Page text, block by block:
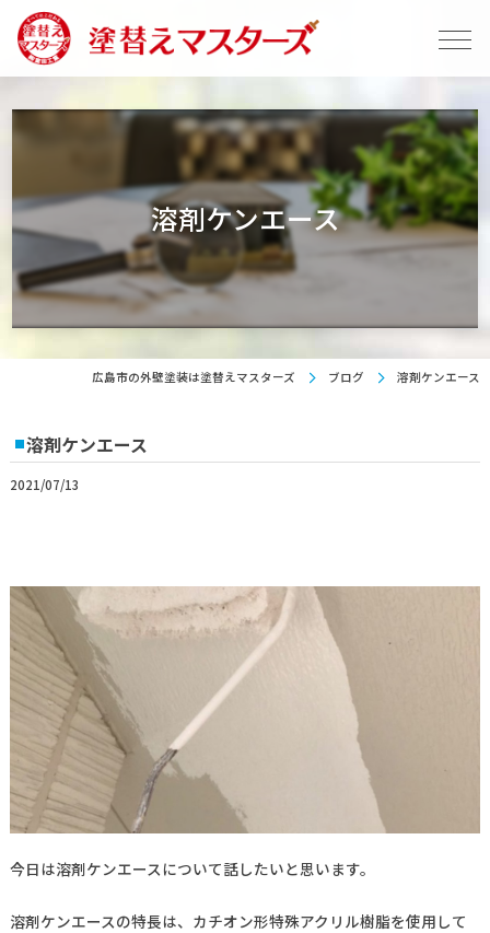
溶剤ケンエース
広島市の外壁塗装は塗替えマスターズ ブログ 溶剤ケンエース
溶剤ケンエース
2021/07/13
今日は溶剤ケンエースについて話したいと思います。
溶剤ケンエースの特長は、カチオン形特殊アクリル樹脂を使用して